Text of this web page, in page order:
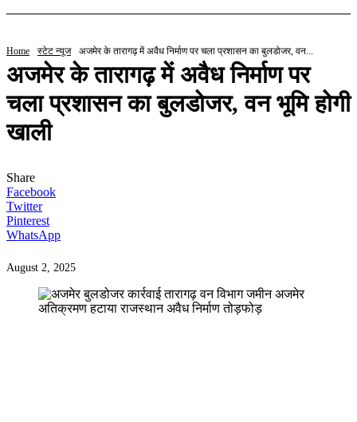
Home स्टेट न्यूज अजमेर के तारागढ़ में अवैध निर्माण पर चला प्रशासन का बुलडोजर, वन...
अजमेर के तारागढ़ में अवैध निर्माण पर
चला प्रशासन का बुलडोजर, वन भूमि होगी
खाली
Share
Facebook
Twitter
Pinterest
WhatsApp
August 2, 2025